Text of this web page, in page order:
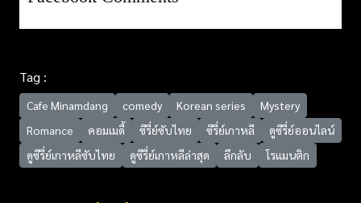
Tag :
Cafe Minamdang comedy Korean series
Mystery
Romance
คอมเมดี้ ซีรี่ย์ซับไทย ซีรี่ย์เกาหลี
ดูซีรี่ย์ออนไลน์
ดูซีรี่ย์เกาหลีซับไทย
ดูซีรี่ย์เกาหลีล่าสุด ลึกลับ โรแมนติก